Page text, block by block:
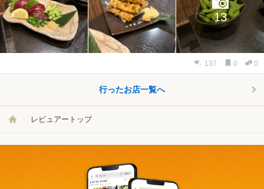
13
137 0 0
行ったお店一覧へ
レビュアートップ